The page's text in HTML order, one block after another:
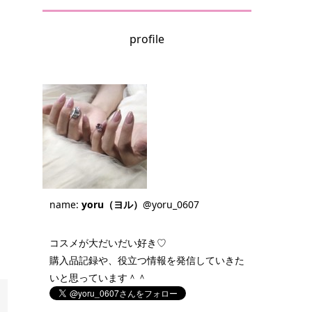
profile
name: yoru（ヨル） @yoru_0607
コスメが大だいだい好き♡
購入品記録や、役立つ情報を発信していきた
いと思っています＾＾